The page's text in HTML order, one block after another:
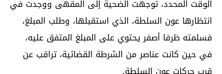
الوقت المحدد، توجهت الضحية إلى المقهى ووجدت في
انتظارها عون السلطة، الذي استقبلها، وطلب المبلغ،
فسلمته ظرفا أصفر يحتوي على المبلغ المتفق عليه،
في حين كانت عناصر من الشرطة القضائية، تراقب عن